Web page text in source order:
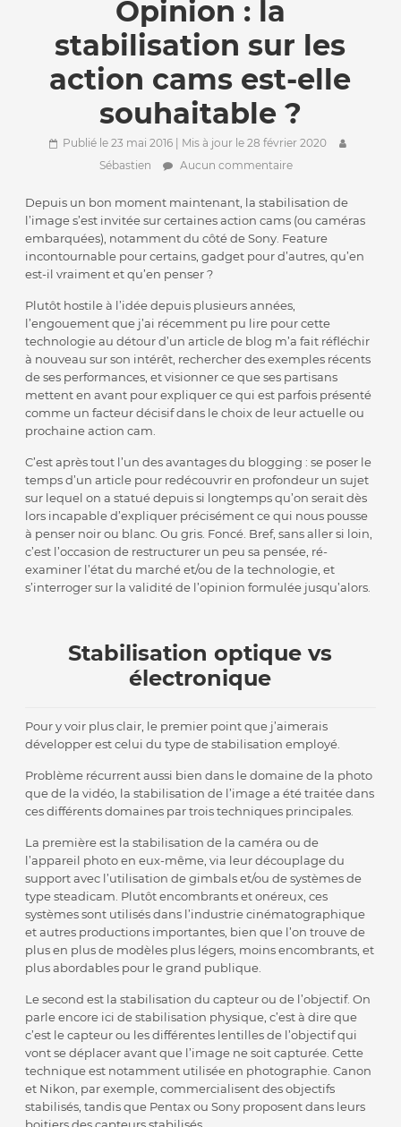
Opinion : la
stabilisation sur les
action cams est-elle
souhaitable ?
Publié le 23 mai 2016 | Mis à jour le 28 février 2020
Sébastien
Aucun commentaire
Depuis un bon moment maintenant, la stabilisation de
l’image s’est invitée sur certaines action cams (ou caméras
embarquées), notamment du côté de Sony. Feature
incontournable pour certains, gadget pour d’autres, qu’en
est-il vraiment et qu’en penser ?
Plutôt hostile à l’idée depuis plusieurs années,
l’engouement que j’ai récemment pu lire pour cette
technologie au détour d’un article de blog m’a fait réfléchir
à nouveau sur son intérêt, rechercher des exemples récents
de ses performances, et visionner ce que ses partisans
mettent en avant pour expliquer ce qui est parfois présenté
comme un facteur décisif dans le choix de leur actuelle ou
prochaine action cam.
C’est après tout l’un des avantages du blogging : se poser le
temps d’un article pour redécouvrir en profondeur un sujet
sur lequel on a statué depuis si longtemps qu’on serait dès
lors incapable d’expliquer précisément ce qui nous pousse
à penser noir ou blanc. Ou gris. Foncé. Bref, sans aller si loin,
c’est l’occasion de restructurer un peu sa pensée, ré-
examiner l’état du marché et/ou de la technologie, et
s’interroger sur la validité de l’opinion formulée jusqu’alors.
Stabilisation optique vs
électronique
Pour y voir plus clair, le premier point que j’aimerais
développer est celui du type de stabilisation employé.
Problème récurrent aussi bien dans le domaine de la photo
que de la vidéo, la stabilisation de l’image a été traitée dans
ces différents domaines par trois techniques principales.
La première est la stabilisation de la caméra ou de
l’appareil photo en eux-même, via leur découplage du
support avec l’utilisation de gimbals et/ou de systèmes de
type steadicam. Plutôt encombrants et onéreux, ces
systèmes sont utilisés dans l’industrie cinématographique
et autres productions importantes, bien que l’on trouve de
plus en plus de modèles plus légers, moins encombrants, et
plus abordables pour le grand publique.
Le second est la stabilisation du capteur ou de l’objectif. On
parle encore ici de stabilisation physique, c’est à dire que
c’est le capteur ou les différentes lentilles de l’objectif qui
vont se déplacer avant que l’image ne soit capturée. Cette
technique est notamment utilisée en photographie. Canon
et Nikon, par exemple, commercialisent des objectifs
stabilisés, tandis que Pentax ou Sony proposent dans leurs